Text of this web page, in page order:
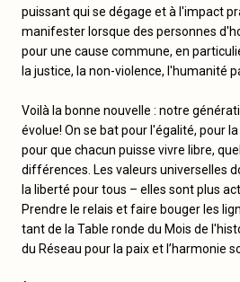
puissant qui se dégage et à l'impact
manifester lorsque des personnes
pour une cause commune, en
la justice, la non-violence, l'humanité
Voilà la bonne nouvelle : notre
évolue! On se bat pour l'égalité, pour
pour que chacun puisse vivre libre,
différences. Les valeurs universelles
la liberté pour tous – elles sont plus
Prendre le relais et faire bouger les
tant de la Table ronde du Mois de
du Réseau pour la paix et l’harmonie